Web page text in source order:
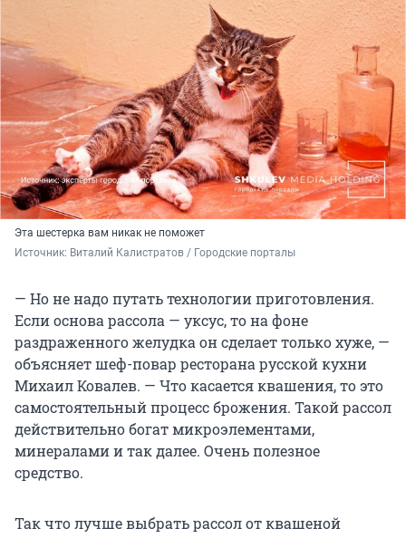
Эта шестерка вам никак не поможет
Источник: Виталий Калистратов / Городские порталы
— Но не надо путать технологии приготовления.
Если основа рассола — уксус, то на фоне
раздраженного желудка он сделает только хуже, —
объясняет шеф-повар ресторана русской кухни
Михаил Ковалев. — Что касается квашения, то это
самостоятельный процесс брожения. Такой рассол
действительно богат микроэлементами,
минералами и так далее. Очень полезное
средство.
Так что лучше выбрать рассол от квашеной